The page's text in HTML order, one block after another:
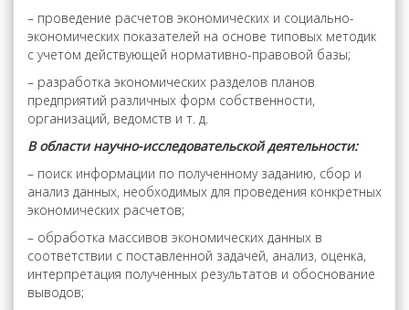
– проведение расчетов экономических и социально-
экономических показателей на основе типовых методик
с учетом действующей нормативно-правовой базы;
– разработка экономических разделов планов
предприятий различных форм собственности,
организаций, ведомств и т. д.
В области научно-исследовательской деятельности:
– поиск информации по полученному заданию, сбор и
анализ данных, необходимых для проведения конкретных
экономических расчетов;
– обработка массивов экономических данных в
соответствии с поставленной задачей, анализ, оценка,
интерпретация полученных результатов и обоснование
выводов;